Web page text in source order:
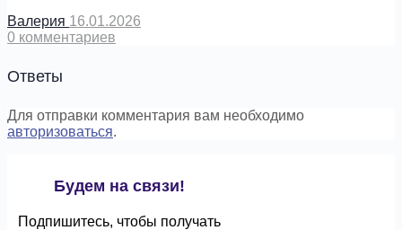
Валерия 16.01.2026
0 комментариев
Ответы
Для отправки комментария вам необходимо
авторизоваться.
Будем на связи!
Подпишитесь, чтобы получать